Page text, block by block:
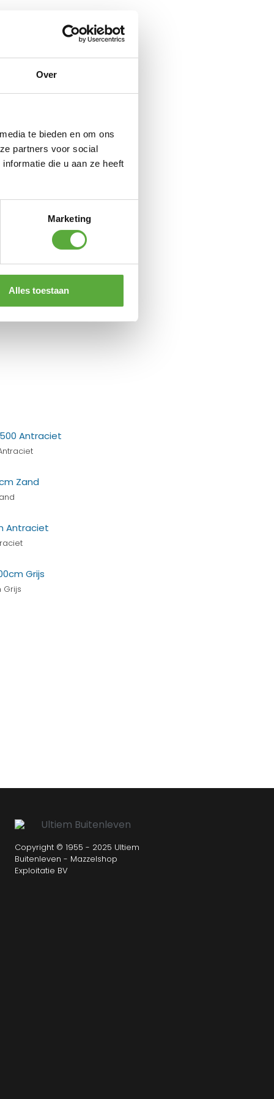
Over
te bieden en om ons
partners voor social
die u aan ze heeft
Marketing
Alles toestaan
Grijs
Copyright © 1955 - 2025 Ultiem
Buitenleven - Mazzelshop
Exploitatie BV